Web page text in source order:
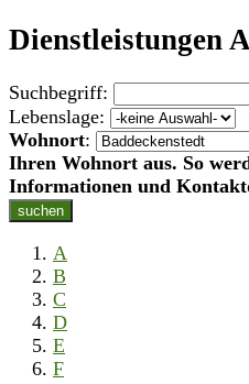
Dienstleistungen
Suchbegriff:
Lebenslage:
Wohnort:
Ihren Wohnort aus. So
Informationen und
suchen
A
B
C
D
E
F